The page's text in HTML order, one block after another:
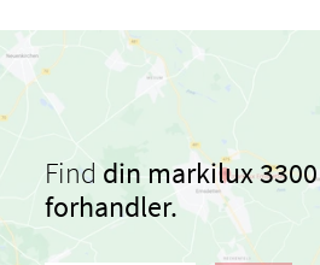
Find din markilux
forhandler.